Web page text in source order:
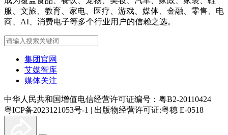
服、文旅、教育、家电、医疗、游戏、媒体、金融、零售、电
商、AI、消费电子等多个行业用户的信赖之选。
集团官网
艾媒智库
媒体关注
中华人民共和国增值电信经营许可证编号：粤B2-20110424 |
粤ICP备2023121053号-1 | 出版物经营许可证:粤穗 E-0518